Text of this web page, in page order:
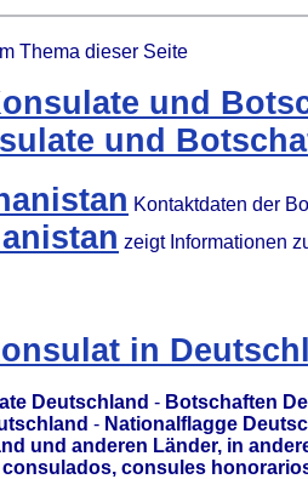
Thema dieser Seite
und
und
Kontaktdaten der
zeigt Informationen
in
Deutschland - Botschaften
- Nationalflagge
und anderen Länder, in
consules